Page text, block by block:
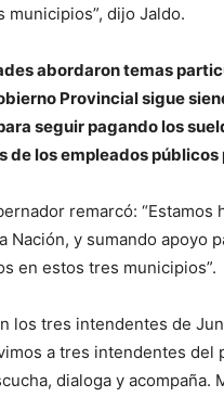
municipios”, dijo Jaldo.
abordaron temas
Provincial sigue
seguir pagando los
de los empleados
remarcó:
Nación, y sumando apoyo
en estos tres municipios”.
los tres intendentes de
a tres intendentes
dialoga y